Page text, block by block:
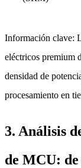
Información clave:
eléctricos premium
densidad de
procesamiento en
3. Análisis
de MCU: